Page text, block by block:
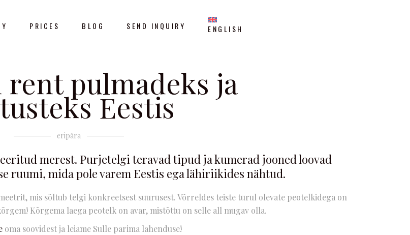
PRICES BLOG SEND INQUIRY ENGLISH
rent pulmadeks ja
Eestis
eripära
merest. Purjetelgi teravad tipud ja kumerad jooned loovad
ruumi, mida pole varem Eestis ega lähiriikides nähtud.
mis sõltub telgi konkreetsest suurusest. Võrreldes teiste turul olevate peotelkidega on
Kõrgema laega peotelk on avar, mistõttu on selle all mugav olla.
oma soovidest ja leiame Sulle parima lahenduse!